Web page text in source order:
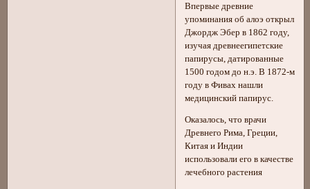
Впервые древние
упоминания об алоэ открыл
Джордж Эбер в 1862 году,
изучая древнеегипетские
папирусы, датированные
1500 годом до н.э. В 1872-м
году в Фивах нашли
медицинский папирус.
Оказалось, что врачи
Древнего Рима, Греции,
Китая и Индии
использовали его в качестве
лечебного растения